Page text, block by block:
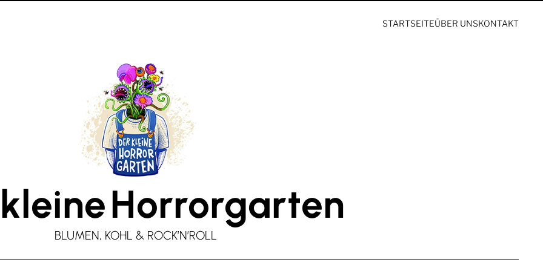
STARTSEITEÜBER UNSKONTAKT
Horrorgarten
BLUMEN, KOHL & ROCK’N’ROLL